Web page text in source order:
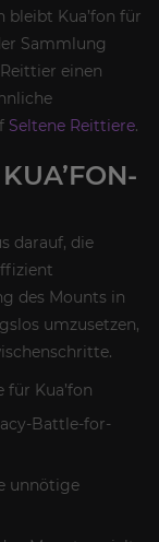
Kua’fon für
Sammlung
einen
Seltene Reittiere.
darauf, die
des Mounts in
umzusetzen,
Kua’fon
Battle-for-
unnötige